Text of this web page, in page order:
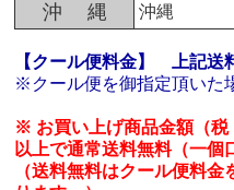
沖 縄 沖縄
【クール便料金】
上記送
※クール便を御指定頂いた
※ お買い上げ商品金額（税
以上で通常送料無料（一
（送料無料はクール便料